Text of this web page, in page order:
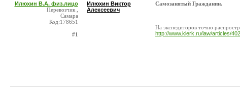
Илюхин В.А. физ.лицо
Перевозчик ,
Самара
Код:178651
#1
Илюхин Виктор
Алексеевич
Самозанятый Гражданин.
На экспедиторов точно
http://www.klerk.ru/law/articles/